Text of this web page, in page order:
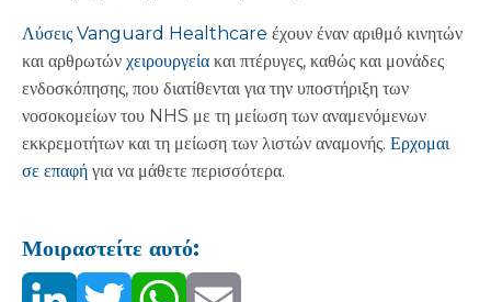
Λύσεις Vanguard Healthcare έχουν έναν αριθμό κινητών
και αρθρωτών χειρουργεία και πτέρυγες, καθώς και μονάδες
ενδοσκόπησης, που διατίθενται για την υποστήριξη των
νοσοκομείων του NHS με τη μείωση των αναμενόμενων
εκκρεμοτήτων και τη μείωση των λιστών αναμονής. Ερχομαι
σε επαφή για να μάθετε περισσότερα.
Μοιραστείτε αυτό: